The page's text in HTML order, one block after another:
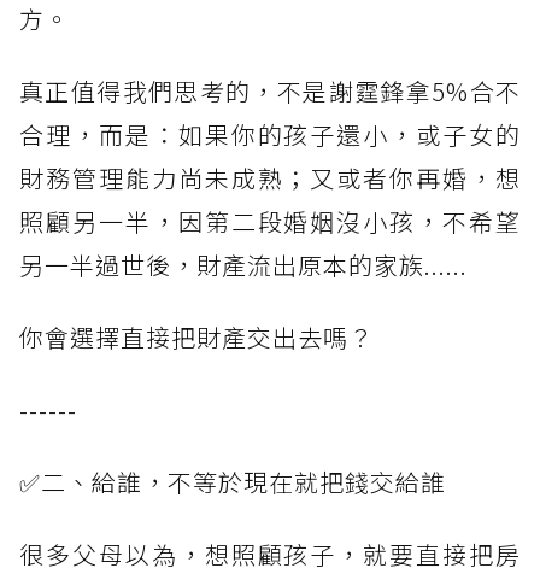
方。
真正值得我們思考的，不是謝霆鋒拿5%合不
合理，而是：如果你的孩子還小，或子女的
財務管理能力尚未成熟；又或者你再婚，想
照顧另一半，因第二段婚姻沒小孩，不希望
另一半過世後，財產流出原本的家族......
你會選擇直接把財產交出去嗎？
------
✅二、給誰，不等於現在就把錢交給誰
很多父母以為，想照顧孩子，就要直接把房